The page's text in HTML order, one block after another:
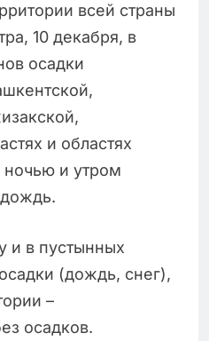
всей страны
10 декабря, в
осадки
и областях
и утром
и в пустынных
(дождь, снег),
–
осадков.